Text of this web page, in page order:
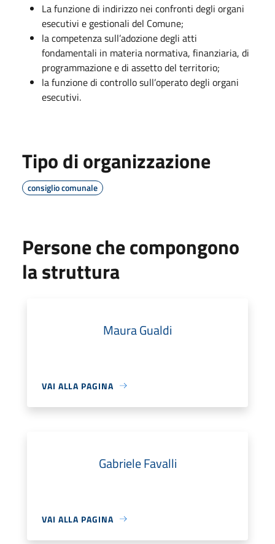
La funzione di indirizzo nei confronti degli organi
esecutivi e gestionali del Comune;
la competenza sull’adozione degli atti
fondamentali in materia normativa, finanziaria, di
programmazione e di assetto del territorio;
la funzione di controllo sull’operato degli organi
esecutivi.
Tipo di organizzazione
consiglio comunale
Persone che compongono
la struttura
Maura Gualdi
VAI ALLA PAGINA
Gabriele Favalli
VAI ALLA PAGINA